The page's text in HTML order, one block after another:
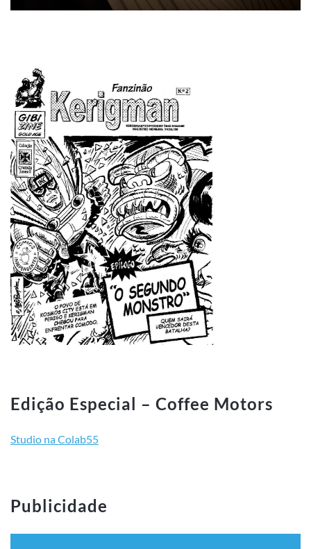
Edição Especial – Coffee Motors
Studio na Colab55
Publicidade